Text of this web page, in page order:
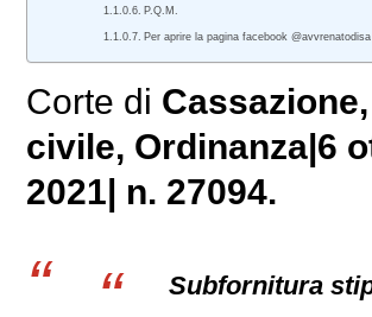
P.Q.M.
Per aprire la pagina facebook
Corte di Cassazione,
civile, Ordinanza|6
2021| n. 27094.
Subfornitura